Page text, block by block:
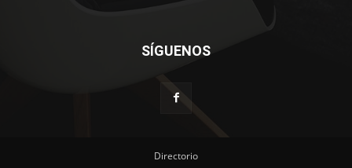
SÍGUENOS
Directorio